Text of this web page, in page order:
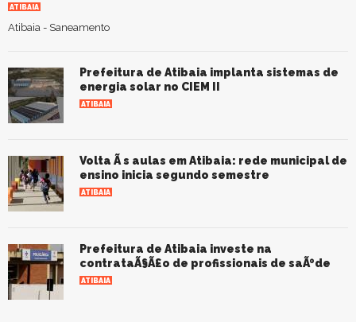
ATIBAIA
Atibaia - Saneamento
Prefeitura de Atibaia implanta sistemas de
energia solar no CIEM II
ATIBAIA
Volta Ã s aulas em Atibaia: rede municipal de
ensino inicia segundo semestre
ATIBAIA
Prefeitura de Atibaia investe na
contrataÃ§Ã£o de profissionais de saÃºde
ATIBAIA